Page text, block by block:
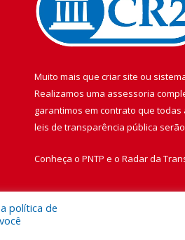
Muito mais que criar site ou
Realizamos uma assessoria
garantimos em contrato que todas
leis de transparência pública
Conheça o PNTP e o Radar da
política de